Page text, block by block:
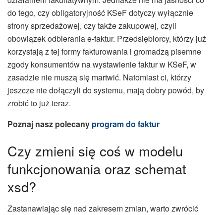
do tego, czy obligatoryjność KSeF dotyczy wyłącznie
strony sprzedażowej, czy także zakupowej, czyli
obowiązek odbierania e-faktur. Przedsiębiorcy, którzy już
korzystają z tej formy fakturowania i gromadzą pisemne
zgody konsumentów na wystawienie faktur w KSeF, w
zasadzie nie muszą się martwić. Natomiast ci, którzy
jeszcze nie dołączyli do systemu, mają dobry powód, by
zrobić to już teraz.
Poznaj nasz polecany program do faktur
Czy zmieni się coś w modelu
funkcjonowania oraz schemat
xsd?
Zastanawiając się nad zakresem zmian, warto zwrócić